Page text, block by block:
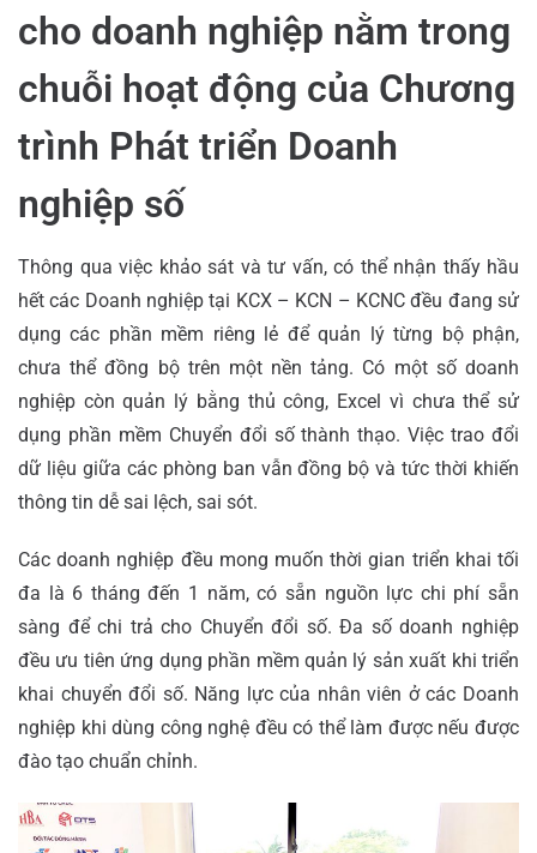
cho doanh nghiệp nằm trong
chuỗi hoạt động của Chương
trình Phát triển Doanh
nghiệp số
Thông qua việc khảo sát và tư vấn, có thể nhận thấy hầu
hết các Doanh nghiệp tại KCX – KCN – KCNC đều đang sử
dụng các phần mềm riêng lẻ để quản lý từng bộ phận,
chưa thể đồng bộ trên một nền tảng. Có một số doanh
nghiệp còn quản lý bằng thủ công, Excel vì chưa thể sử
dụng phần mềm Chuyển đổi số thành thạo. Việc trao đổi
dữ liệu giữa các phòng ban vẫn đồng bộ và tức thời khiến
thông tin dễ sai lệch, sai sót.
Các doanh nghiệp đều mong muốn thời gian triển khai tối
đa là 6 tháng đến 1 năm, có sẵn nguồn lực chi phí sẵn
sàng để chi trả cho Chuyển đổi số. Đa số doanh nghiệp
đều ưu tiên ứng dụng phần mềm quản lý sản xuất khi triển
khai chuyển đổi số. Năng lực của nhân viên ở các Doanh
nghiệp khi dùng công nghệ đều có thể làm được nếu được
đào tạo chuẩn chỉnh.